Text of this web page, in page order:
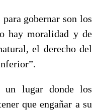
gobernar son los
hay moralidad y de
el derecho del
lugar donde los
que engañar a su